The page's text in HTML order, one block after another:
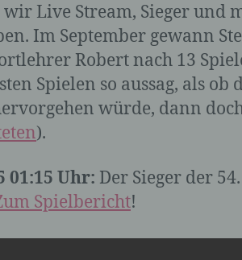
wir Live Stream, Sieger und
Im September gewann
Robert nach 13
Spielen so aussag, als ob
würde, dann
).
01:15 Uhr: Der Sieger der 54.
Spielbericht!
Schlag den Raab am